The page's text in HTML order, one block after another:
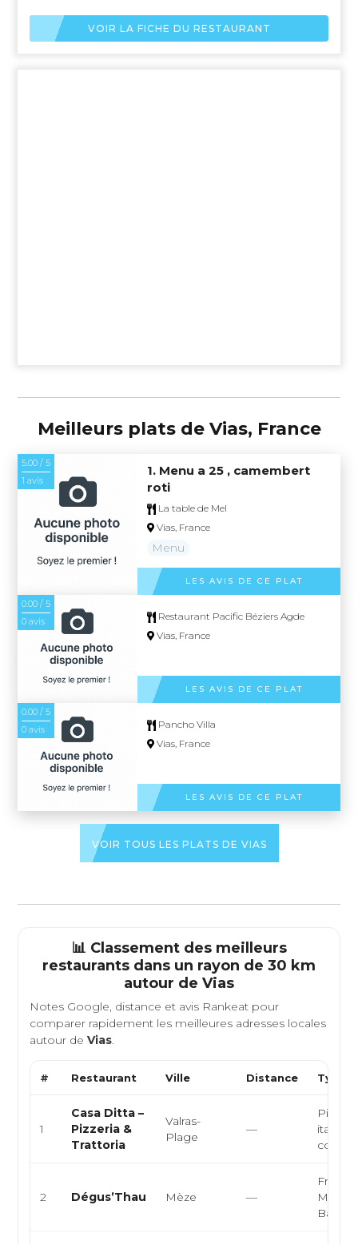
VOIR LA FICHE DU RESTAURANT
Meilleurs plats de Vias, France
5.00 / 5
1 avis
1. Menu a 25 , camembert
roti
La table de Mel
Vias, France
Menu
LES AVIS DE CE PLAT
0.00 / 5
0 avis
Restaurant Pacific Béziers Agde
Vias, France
LES AVIS DE CE PLAT
0.00 / 5
0 avis
Pancho Villa
Vias, France
LES AVIS DE CE PLAT
VOIR TOUS LES PLATS DE VIAS
📊 Classement des meilleurs
restaurants dans un rayon de 30 km
autour de Vias
Notes Google, distance et avis Rankeat pour
comparer rapidement les meilleures adresses locales
autour deVias.
# Restaurant Ville Distance Type
1
Casa Ditta –
Pizzeria &
Trattoria
Valras-
Plage
—
2 Dégus’Thau Mèze —
Fruits
Bar à